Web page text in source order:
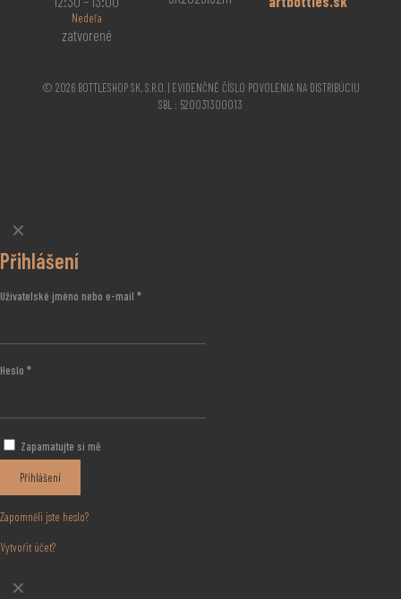
Nedeľa
zatvorené
© 2026 BOTTLESHOP SK, S.R.O. | EVIDENČNÉ ČÍSLO POVOLENIA NA DISTRIBÚCIU
SBL : 520031300013
✕
Přihlášení
Uživatelské jméno nebo e-mail *
Heslo *
Zapamatujte si mě
Přihlášení
Zapomněli jste heslo?
Vytvořit účet?
✕